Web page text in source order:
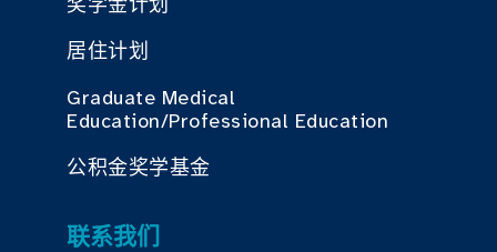
居住计划
Graduate Medical
Education/Professional Education
公积金奖学基金
联系我们